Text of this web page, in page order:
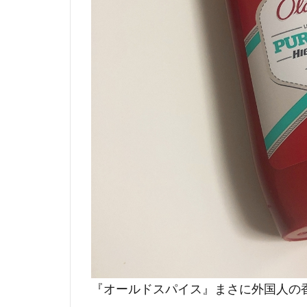
『オールドスパイス』まさに外国人の